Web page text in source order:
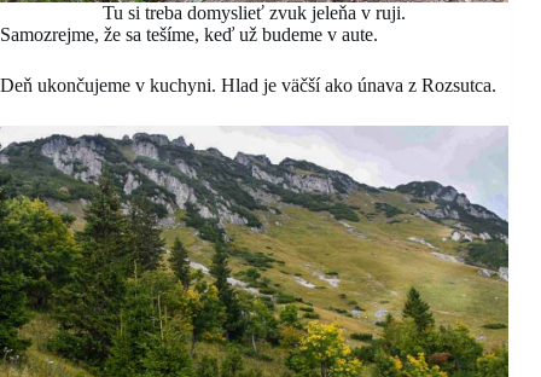
Tu si treba domyslieť zvuk jeleňa v ruji.
Samozrejme, že sa tešíme, keď už budeme v aute.
Deň ukončujeme v kuchyni. Hlad je väčší ako únava z Rozsutca.